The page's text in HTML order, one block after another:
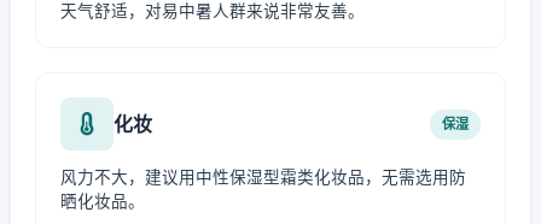
天气舒适，对易中暑人群来说非常友善。
化妆 保湿
风力不大，建议用中性保湿型霜类化妆品，无需选用防
晒化妆品。